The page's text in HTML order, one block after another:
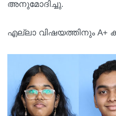
അനുമോദിച്ചു.
എല്ലാ വിഷയത്തിനും A+